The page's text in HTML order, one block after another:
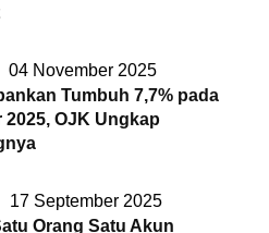
04 November 2025
Tumbuh 7,7% pada
2025, OJK Ungkap
17 September 2025
Orang Satu Akun